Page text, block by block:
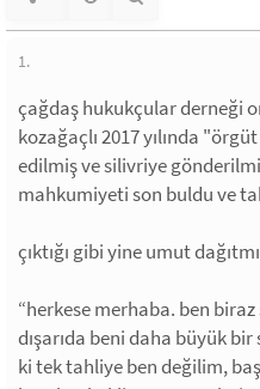
1.
çağdaş hukukçular derneği
kozağaçlı 2017 yılında
edilmiş ve silivriye
mahkumiyeti son buldu ve
çıktığı gibi yine umut
“herkese merhaba. ben
dışarıda beni daha büyük
ki tek tahliye ben değilim,